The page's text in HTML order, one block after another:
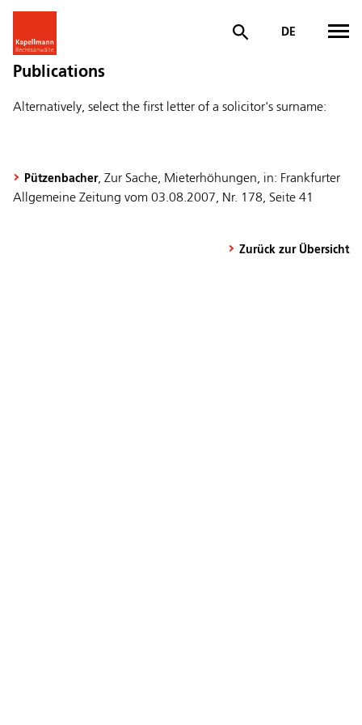
DE
Publications
Alternatively, select the first letter of a solicitor's surname:
Pützenbacher, Zur Sache, Mieterhöhungen, in: Frankfurter
Allgemeine Zeitung vom 03.08.2007, Nr. 178, Seite 41
Zurück zur Übersicht